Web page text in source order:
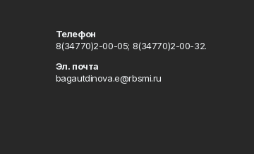
Телефон
8(34770)2-00-05; 8(34770)2-00-32.
Эл. почта
bagautdinova.e@rbsmi.ru